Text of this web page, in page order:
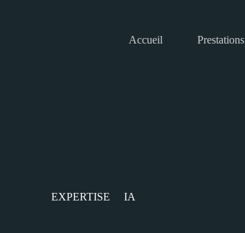
Accueil Prestations
EXPERTISE IA